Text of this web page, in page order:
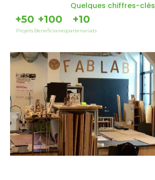
Quelques chiffres-clés
Projets
+50
Beneficiaires
+100
partenariats
+10